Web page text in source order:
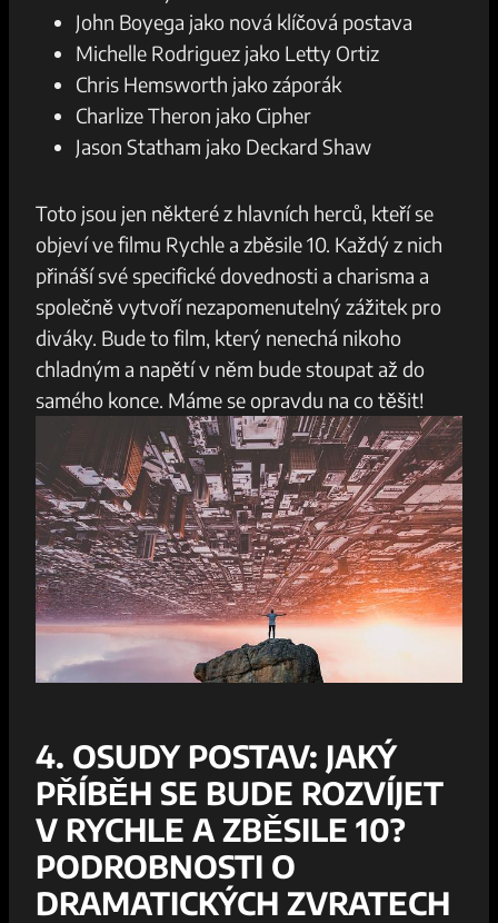
John⁢ Boyega jako nová‌ klíčová postava
Michelle‍ Rodriguez jako Letty Ortiz
Chris ‍Hemsworth jako záporák
Charlize ​Theron ⁣jako ​Cipher
Jason​ Statham jako ‍Deckard ​Shaw
Toto jsou jen⁤ některé z⁤ hlavních⁢ herců, kteří se
objeví ve filmu Rychle a ⁢zběsile ⁤10. Každý z ​nich
přináší své specifické‌ dovednosti⁣ a ​charisma ⁤a
společně⁣ vytvoří nezapomenutelný zážitek pro
diváky. Bude to film, který nenechá nikoho
chladným⁤ a napětí v něm‍ bude stoupat až⁣ do
samého​ konce. Máme se opravdu na co⁣ těšit!
4. OSUDY POSTAV: JAKÝ
PŘÍBĚH SE BUDE‍ ROZVÍJET
V RYCHLE‌ A ZBĚSILE 10?
PODROBNOSTI O
DRAMATICKÝCH ZVRATECH